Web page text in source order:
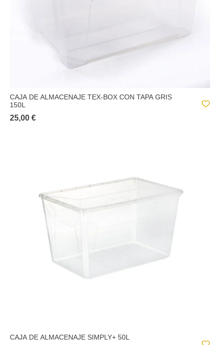
CAJA DE ALMACENAJE TEX-BOX CON TAPA GRIS
150L
25,00 €
CAJA DE ALMACENAJE SIMPLY+ 50L